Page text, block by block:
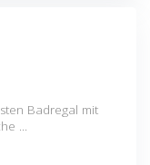
Badregal mit
...